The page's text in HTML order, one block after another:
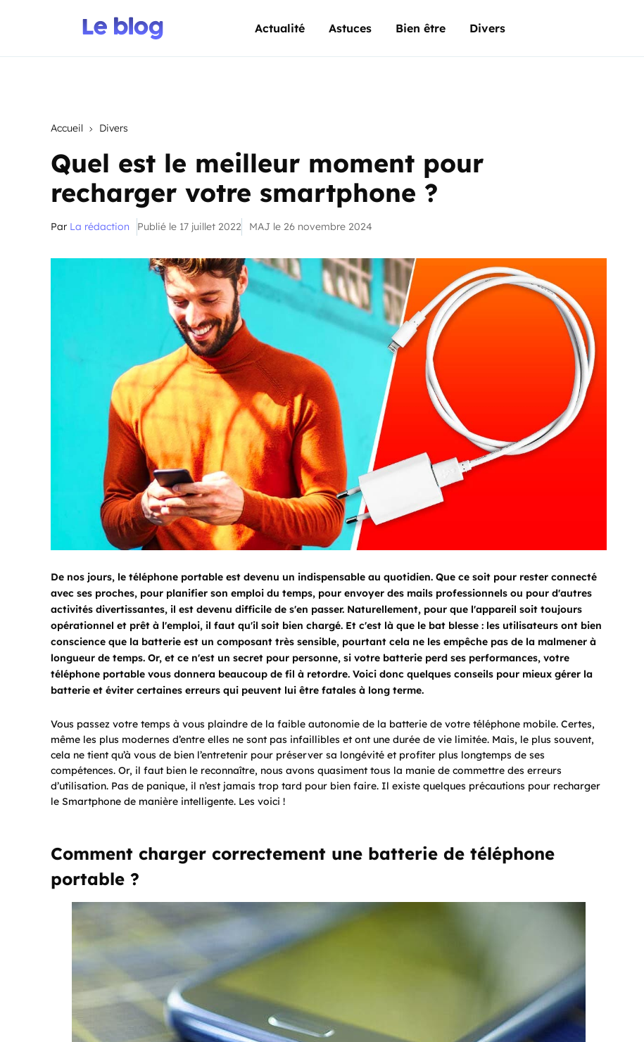
Actualité Astuces Bien être Divers
Accueil Divers
Quel est le meilleur moment pour
recharger votre smartphone ?
Par La rédaction Publié le 17 juillet 2022 MAJ le 26 novembre 2024
De nos jours, le téléphone portable est devenu un indispensable au quotidien. Que ce soit pour rester connecté
avec ses proches, pour planifier son emploi du temps, pour envoyer des mails professionnels ou pour d'autres
activités divertissantes, il est devenu difficile de s'en passer. Naturellement, pour que l'appareil soit toujours
opérationnel et prêt à l'emploi, il faut qu'il soit bien chargé. Et c'est là que le bat blesse : les utilisateurs ont bien
conscience que la batterie est un composant très sensible, pourtant cela ne les empêche pas de la malmener à
longueur de temps. Or, et ce n'est un secret pour personne, si votre batterie perd ses performances, votre
téléphone portable vous donnera beaucoup de fil à retordre. Voici donc quelques conseils pour mieux gérer la
batterie et éviter certaines erreurs qui peuvent lui être fatales à long terme.
Vous passez votre temps à vous plaindre de la faible autonomie de la batterie de votre téléphone mobile. Certes,
même les plus modernes d’entre elles ne sont pas infaillibles et ont une durée de vie limitée. Mais, le plus souvent,
cela ne tient qu’à vous de bien l’entretenir pour préserver sa longévité et profiter plus longtemps de ses
compétences. Or, il faut bien le reconnaître, nous avons quasiment tous la manie de commettre des erreurs
d’utilisation. Pas de panique, il n’est jamais trop tard pour bien faire. Il existe quelques précautions pour recharger
le Smartphone de manière intelligente. Les voici !
Comment charger correctement une batterie de téléphone
portable ?